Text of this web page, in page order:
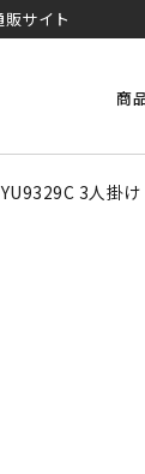
サイト
商
3人掛